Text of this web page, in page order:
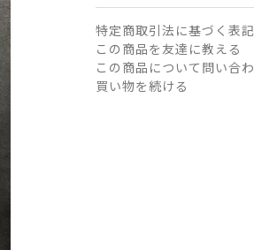
特定商取引法に基づく表記
この商品を友達に教える
この商品について問い合
買い物を続ける